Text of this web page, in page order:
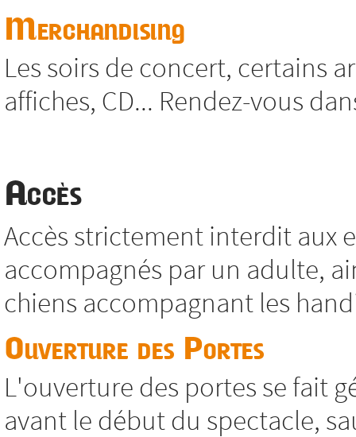
Merchandising
Les soirs de concert, certains
affiches, CD... Rendez-vous
Accès
Accès strictement interdit aux
accompagnés par un adulte,
chiens accompagnant les
Ouverture des Portes
L'ouverture des portes se fait
avant le début du spectacle,